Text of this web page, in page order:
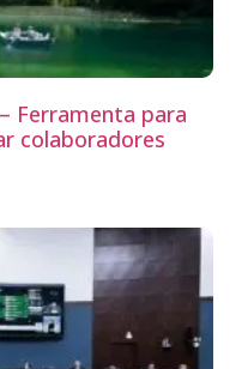
Ferramenta para
colaboradores